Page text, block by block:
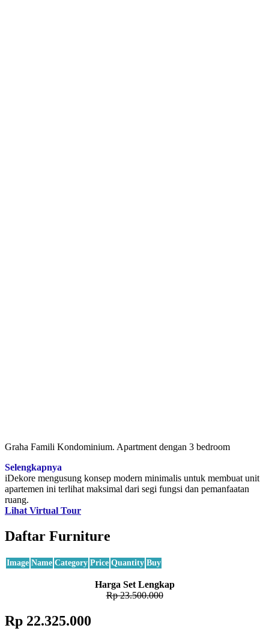
Graha Famili Kondominium. Apartment dengan 3 bedroom
Selengkapnya
iDekore mengusung konsep modern minimalis untuk membuat unit
apartemen ini terlihat maksimal dari segi fungsi dan pemanfaatan
ruang.
Lihat Virtual Tour
Daftar Furniture
Image Name Category Price Quantity Buy
Harga Set Lengkap
Rp 23.500.000
Rp 22.325.000